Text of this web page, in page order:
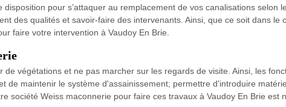
pour s’attaquer au remplacement de vos canalisations selon
des qualités et savoir-faire des intervenants. Ainsi, que ce soit dans le
faire votre intervention à Vaudoy En Brie.
végétations et ne pas marcher sur les regards de visite. Ainsi, les
maintenir le système d'assainissement; permettre d'introduire
société Weiss maconnerie pour faire ces travaux à Vaudoy En Brie est